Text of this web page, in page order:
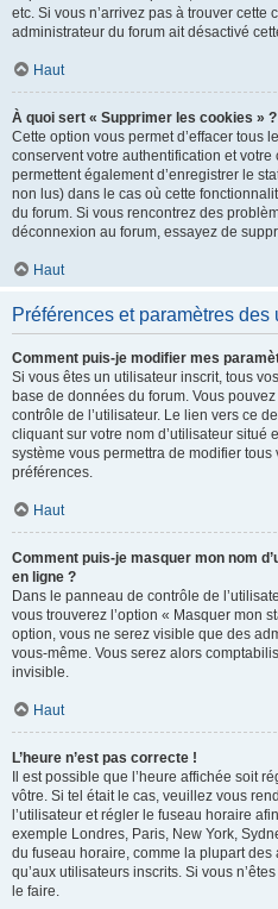
etc. Si vous n’arrivez pas à trouver cette
administrateur du forum ait désactivé
Haut
À quoi sert « Supprimer les cookies » ?
Cette option vous permet d’effacer tous
conservent votre authentification et
permettent également d’enregistrer le
non lus) dans le cas où cette
du forum. Si vous rencontrez des
déconnexion au forum, essayez de
Haut
Préférences et paramètres des
Comment puis-je modifier mes
Si vous êtes un utilisateur inscrit, tous
base de données du forum. Vous
contrôle de l’utilisateur. Le lien vers ce
cliquant sur votre nom d’utilisateur situé
système vous permettra de modifier
préférences.
Haut
Comment puis-je masquer mon nom
en ligne ?
Dans le panneau de contrôle de
vous trouverez l’option « Masquer mon
option, vous ne serez visible que des
vous-même. Vous serez alors
invisible.
Haut
L’heure n’est pas correcte !
Il est possible que l’heure affichée soit
vôtre. Si tel était le cas, veuillez vous
l’utilisateur et régler le fuseau horaire
exemple Londres, Paris, New York,
du fuseau horaire, comme la plupart des
qu’aux utilisateurs inscrits. Si vous
le faire.